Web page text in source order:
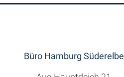
Büro Hamburg Süderelbe